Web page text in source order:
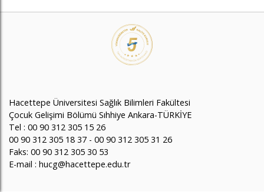
Hacettepe Üniversitesi Sağlık Bilimleri Fakültesi
Çocuk Gelişimi Bölümü Sıhhiye Ankara-TÜRKİYE
Tel : 00 90 312 305 15 26
00 90 312 305 18 37 - 00 90 312 305 31 26
Faks: 00 90 312 305 30 53
E-mail : hucg@hacettepe.edu.tr